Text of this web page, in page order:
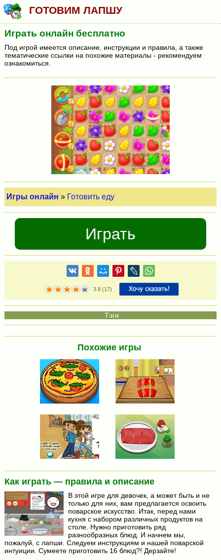
ГОТОВИМ ЛАПШУ
Играть онлайн бесплатно
Под игрой имеется описание, инструкции и правила, а также
тематические ссылки на похожие материалы - рекомендуем
ознакомиться.
Игры онлайн » Готовить еду
Играть
3.8(17)
Похожие игры
Как играть — правила и описание
В этой игре для девочек, а может быть и не
только для них, вам предлагается освоить
поварское искусство. Итак, перед нами
кухня с набором различных продуктов на
столе. Нужно приготовить ряд
разнообразных блюд. И начнем мы,
пожалуй, с лапши. Следуем инструкциям и нашей поварской
интуиции. Сумеете приготовить 16 блюд?! Дерзайте!